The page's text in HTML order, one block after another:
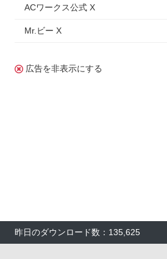
ACワークス公式 X
Mr.ビー X
広告を非表示にする
昨日のダウンロード数：135,625